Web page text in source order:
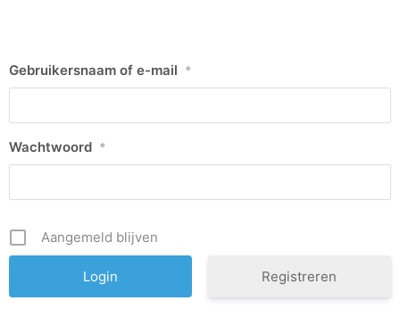
Gebruikersnaam of e-mail *
Wachtwoord *
Aangemeld blijven
Registreren